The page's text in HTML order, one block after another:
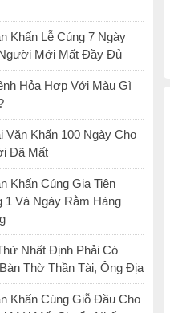
Khấn Lễ Cúng 7 Ngày
Mới Mất Đầy Đủ
Hỏa Hợp Với Màu Gì
Văn Khấn 100 Ngày Cho
Đã Mất
Khấn Cúng Gia Tiên
1 Và Ngày Rằm Hàng
Nhất Định Phải Có
Thờ Thần Tài, Ông Địa
Khấn Cúng Giỗ Đầu Cho